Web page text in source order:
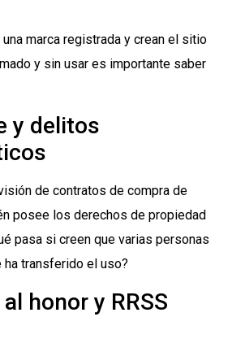
marca registrada y crean el sitio
y sin usar es importante saber
y delitos
de contratos de compra de
posee los derechos de propiedad
pasa si creen que varias personas
ha transferido el uso?
honor y RRSS